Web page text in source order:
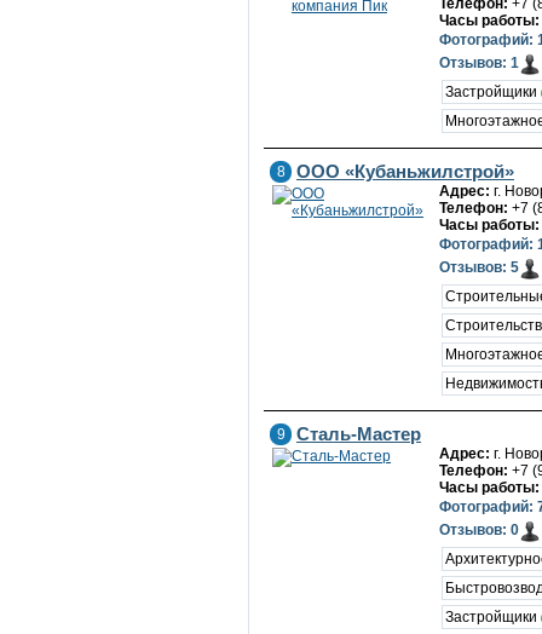
Телефон: +7
Часы работы:
Фотографий:
Отзывов: 1
Застройщики
8 ООО «Кубаньжилстрой»
Адрес: г.
Телефон: +7
Часы работы:
Фотографий:
Отзывов: 5
9 Сталь-Мастер
Адрес: г.
Телефон: +7
Часы работы:
Фотографий:
Отзывов: 0
Застройщики